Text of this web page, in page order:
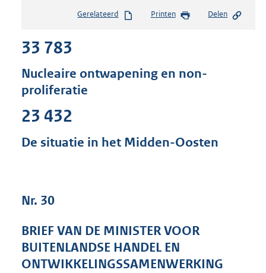
s
t
b
Gerelateerd Printen Delen
33 783
Nucleaire ontwapening en non-
proliferatie
23 432
De situatie in het Midden-Oosten
Nr. 30
BRIEF VAN DE MINISTER VOOR
BUITENLANDSE HANDEL EN
ONTWIKKELINGSSAMENWERKING